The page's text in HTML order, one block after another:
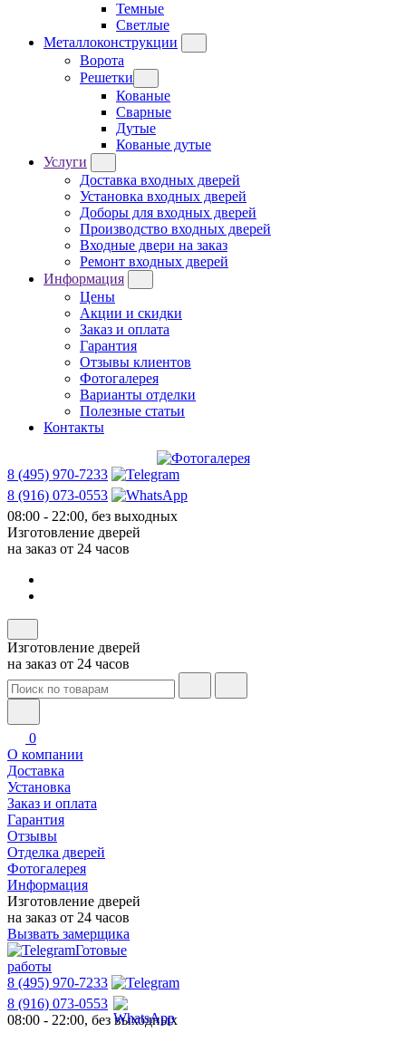
Темные
Светлые
Металлоконструкции
Ворота
Решетки
Кованые
Сварные
Дутые
Кованые дутые
Услуги
Доставка входных дверей
Установка входных дверей
Доборы для входных дверей
Производство входных дверей
Входные двери на заказ
Ремонт входных дверей
Информация
Цены
Акции и скидки
Заказ и оплата
Гарантия
Отзывы клиентов
Фотогалерея
Варианты отделки
Полезные статьи
Контакты
8 (495) 970-7233
8 (916) 073-0553
08:00 - 22:00, без выходных
Изготовление дверей
на заказ от 24 часов
Изготовление дверей
на заказ от 24 часов
0
О компании
Доставка
Установка
Заказ и оплата
Гарантия
Отзывы
Отделка дверей
Фотогалерея
Информация
Изготовление дверей
на заказ от 24 часов
Вызвать замерщика
Готовые
работы
8 (495) 970-7233
8 (916) 073-0553
08:00 - 22:00, без выходных